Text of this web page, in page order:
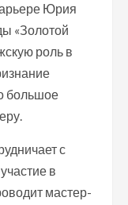
Юрия
«Золотой
роль в
большое
с
в
мастер-